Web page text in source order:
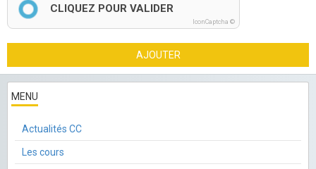
CLIQUEZ POUR VALIDER
IconCaptcha ©
AJOUTER
MENU
Actualités CC
Les cours